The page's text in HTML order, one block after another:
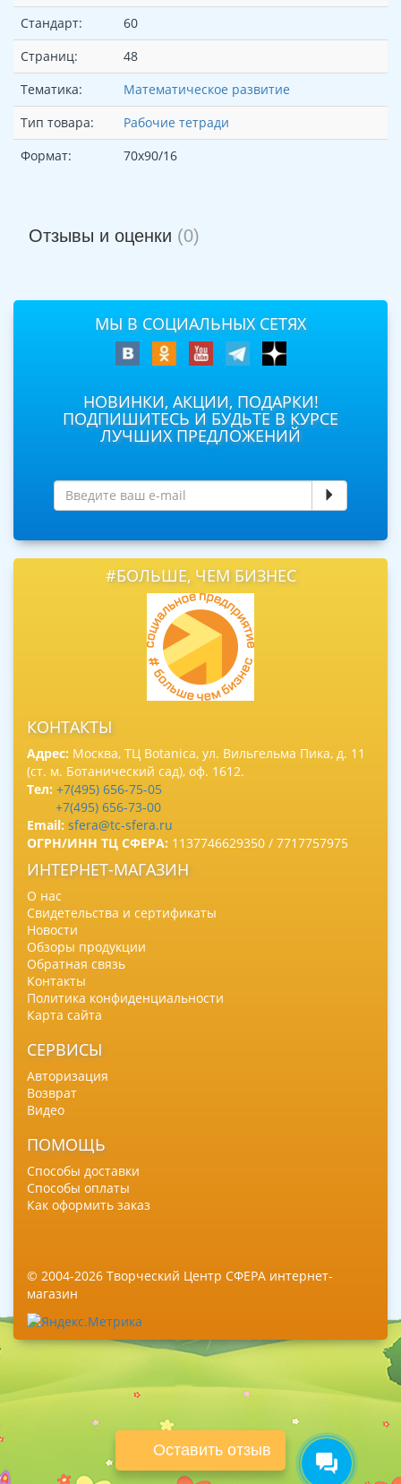
Стандарт:
60
Страниц:
48
Тематика:
Математическое развитие
Тип товара:
Рабочие тетради
Формат:
70x90/16
Отзывы и оценки (0)
Оставить отзыв
МЫ В СОЦИАЛЬНЫХ СЕТЯХ
НОВИНКИ, АКЦИИ, ПОДАРКИ!
ПОДПИШИТЕСЬ И БУДЬТЕ В КУРСЕ
ЛУЧШИХ ПРЕДЛОЖЕНИЙ
#БОЛЬШЕ, ЧЕМ БИЗНЕС
КОНТАКТЫ
Адрес: Москва, ТЦ Botanica, ул. Вильгельма Пика, д. 11
(ст. м. Ботанический сад), оф. 1612.
Тел: +7(495) 656-75-05
+7(495) 656-73-00
Email: sfera@tc-sfera.ru
ОГРН/ИНН ТЦ СФЕРА: 1137746629350 / 7717757975
ИНТЕРНЕТ-МАГАЗИН
О нас
Свидетельства и сертификаты
Новости
Обзоры продукции
Обратная связь
Контакты
Политика конфиденциальности
Карта сайта
СЕРВИСЫ
Авторизация
Возврат
Видео
ПОМОЩЬ
Способы доставки
Способы оплаты
Как оформить заказ
© 2004-2026 Творческий Центр СФЕРА интернет-
магазин